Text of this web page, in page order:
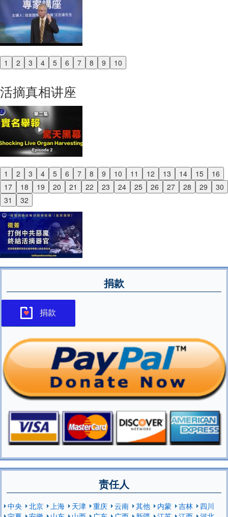
1 2 3 4 5 6 7 8 9 10
Previous
活摘真相讲座
1 2 3 4 5 6 7 8 9 10 11 12 13 14 15
16
17
18 19 20 21 22 23 24 25 26 27 28 29
30
31
32
Previous
Next
捐款
捐款
责任人
中央 北京 上海 天津 重庆 云南 其他 内蒙 吉林
四川